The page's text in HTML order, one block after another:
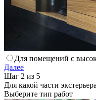
Для помещений с
Далее
Шаг 2 из 5
Для какой части
Выберите тип работ